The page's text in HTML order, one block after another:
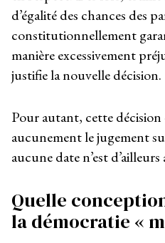
d’égalité des chances des
constitutionnellement
manière excessivement
justifie la nouvelle décision.
Pour autant, cette
aucunement le jugement
aucune date n’est d’ailleurs
Quelle
la démocratie «